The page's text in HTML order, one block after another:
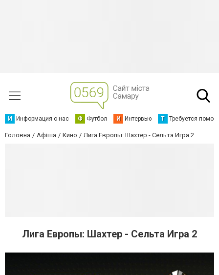
И Информация о нас Ф Футбол И Интервью Т Требуется
Головна Афіша Кино Лига Европы: Шахтер - Сельта Игра 2
Лига Европы: Шахтер - Сельта Игра 2